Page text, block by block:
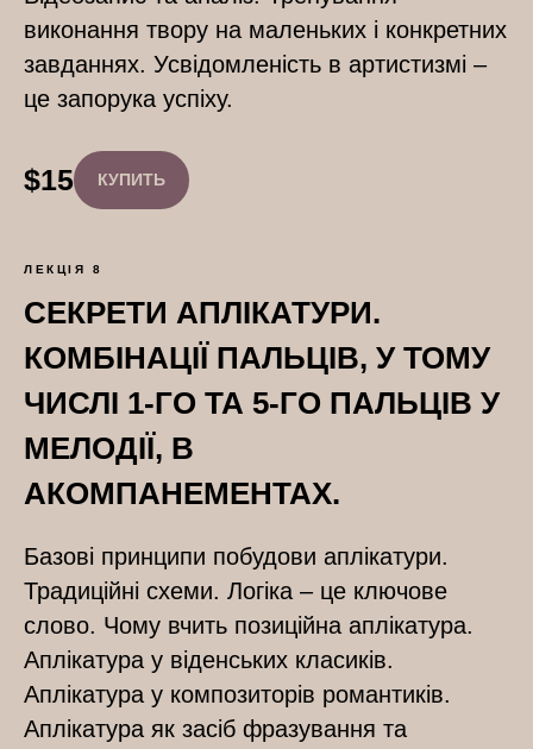
виконання твору на маленьких і конкретних
завданнях. Усвідомленість в артистизмі –
це запорука успіху.
$15 КУПИТЬ
ЛЕКЦІЯ 8
СЕКРЕТИ АПЛІКАТУРИ.
КОМБІНАЦІЇ ПАЛЬЦІВ, У ТОМУ
ЧИСЛІ 1-ГО ТА 5-ГО ПАЛЬЦІВ У
МЕЛОДІЇ, В
АКОМПАНЕМЕНТАХ.
Базові принципи побудови аплікатури.
Традиційні схеми. Логіка – це ключове
слово. Чому вчить позиційна аплікатура.
Аплікатура у віденських класиків.
Аплікатура у композиторів романтиків.
Аплікатура як засіб фразування та